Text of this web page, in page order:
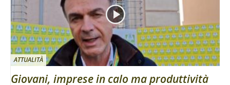
ATTUALITÀ
Giovani, imprese in calo ma produttività